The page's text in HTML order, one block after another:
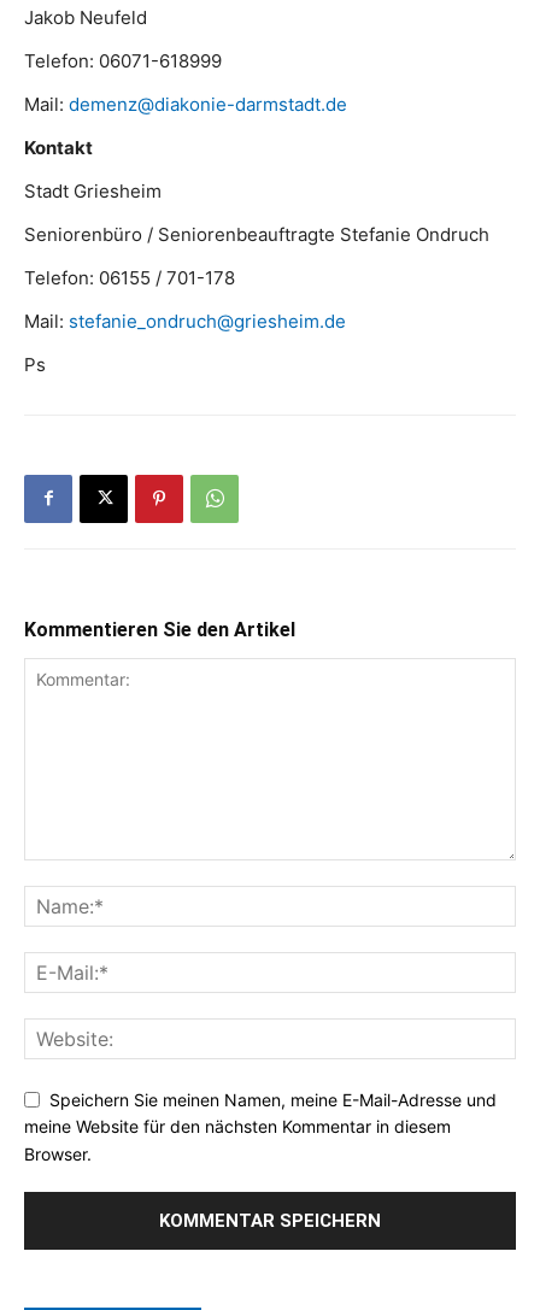
Jakob Neufeld
Telefon: 06071-618999
Mail: demenz@diakonie-darmstadt.de
Kontakt
Stadt Griesheim
Seniorenbüro / Seniorenbeauftragte Stefanie Ondruch
Telefon: 06155 / 701-178
Mail: stefanie_ondruch@griesheim.de
Ps
Kommentieren Sie den Artikel
Speichern Sie meinen Namen, meine E-Mail-Adresse und
meine Website für den nächsten Kommentar in diesem
Browser.